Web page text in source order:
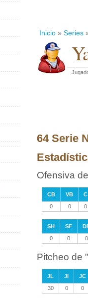
Inicio » Series
64 Serie
Ofensiva
CB VB C
0
0 0
SH SF
0
0 0
Pitcheo de
JL JI JC
30
0 0